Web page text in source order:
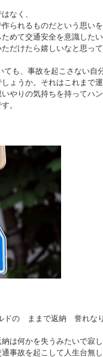
なく、
られるものだという思い
めて交通安全を意識した
だけたら嬉しいなと思っ
も、事故を起こさない自
ょうか。それはこれまで
やりの気持ちを持ってハ
。
ドの ままで返納 誉れな
は何かを失うみたいで寂
事故を起こして人生台無